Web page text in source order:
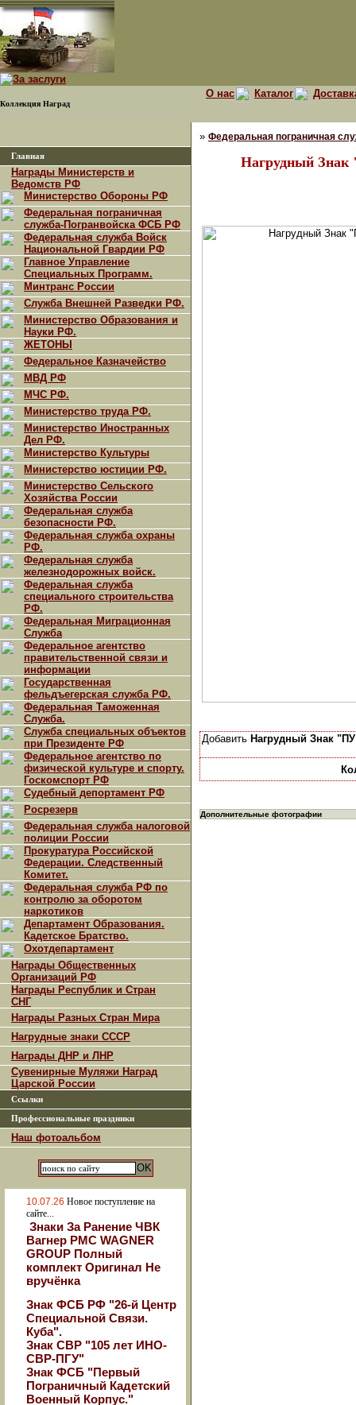
Коллекция Наград
О нас Каталог
Главная
Награды Министерств и
Ведомств РФ
Министерство Обороны РФ
Федеральная пограничная
служба-Погранвойска ФСБ РФ
Федеральная служба Войск
Национальной Гвардии РФ
Главное Управление
Специальных Программ.
Минтранс России
Служба Внешней Разведки РФ.
Министерство Образования и
Науки РФ.
ЖЕТОНЫ
Федеральное Казначейство
МВД РФ
МЧС РФ.
Министерство труда РФ.
Министерство Иностранных
Дел РФ.
Министерство Культуры
Министерство юстиции РФ.
Министерство Сельского
Хозяйства России
Федеральная служба
безопасности РФ.
Федеральная служба охраны
РФ.
Федеральная служба
железнодорожных войск.
Федеральная служба
специального строительства
РФ.
Федеральная Миграционная
Служба
Федеральное агентство
правительственной связи и
информации
Государственная
фельдъегерская служба РФ.
Федеральная Таможенная
Служба.
Служба специальных объектов
при Президенте РФ
Федеральное агентство по
физической культуре и спорту.
Госкомспорт РФ
Судебный депортамент РФ
Росрезерв
Федеральная служба налоговой
полиции России
Прокуратура Российской
Федерации. Следственный
Комитет.
Федеральная служба РФ по
контролю за оборотом
наркотиков
Департамент Образования.
Кадетское Братство.
Охотдепартамент
Награды Общественных
Организаций РФ
Награды Республик и Стран
СНГ
Награды Разных Стран Мира
Нагрудные знаки СССР
Награды ДНР и ЛНР
Сувенирные Муляжи Наград
Царской России
Ссылки
Профессиональные праздники
Наш фотоальбом
10.07.26 Новое поступление на
сайте...
Знаки За Ранение ЧВК
Вагнер РМС WAGNER
GROUP Полный
комплект Оригинал Не
вручёнка
Знак ФСБ РФ "26-й Центр
Специальной Связи.
Куба".
Знак СВР "105 лет ИНО-
СВР-ПГУ"
Знак ФСБ "Первый
Пограничный Кадетский
Военный Корпус."
» Федеральная пограничная
Нагрудный Знак
Добавить Нагрудный Знак
Дополнительные фотографии